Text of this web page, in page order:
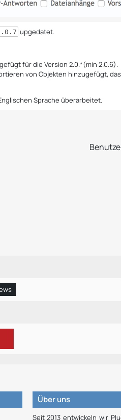
upgedatet.
für die Version 2.0.*(min 2.0.6).
von Objekten hinzugefügt,
Sprache überarbeitet.
Über uns
Seit 2013 entwickeln wir